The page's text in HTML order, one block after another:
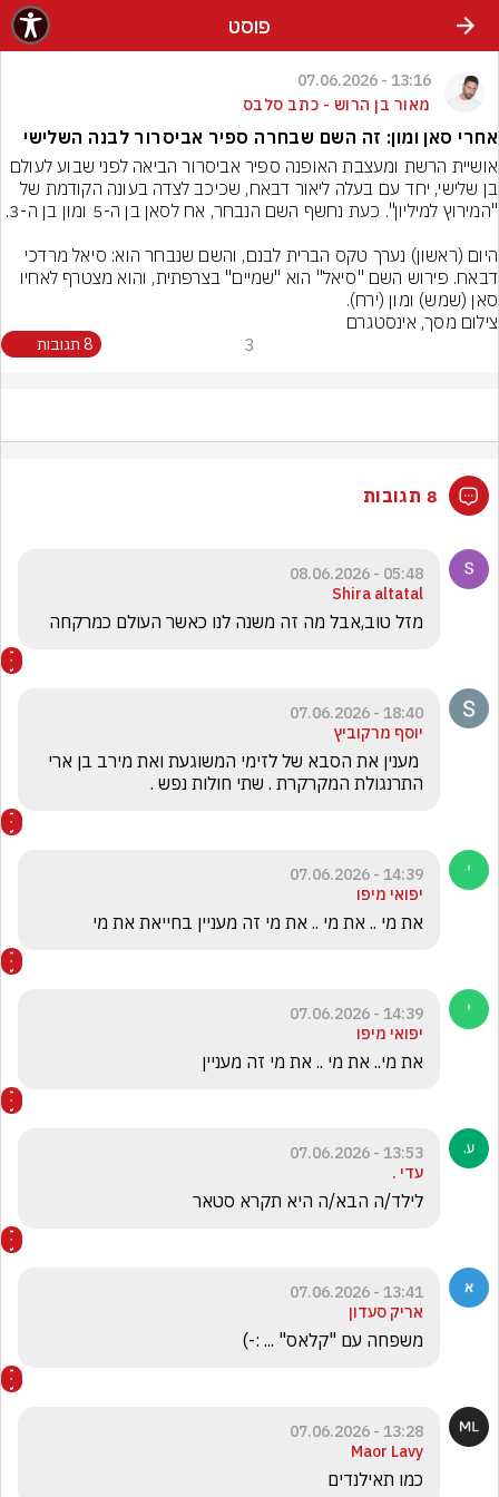
פוסט
13:16 - 07.06.2026
מאור בן הרוש - כתב סלבס
אחרי סאן ומון: זה השם שבחרה ספיר אביסרור לבנה השלישי
סאן (שמש) ומון (ירח).
צילום מסך, אינסטגרם
3 8 תגובות
8 תגובות
05:48 - 08.06.2026
Shira altatal
מזל טוב,אבל מה זה משנה לנו כאשר העולם כמרקחה
18:40 - 07.06.2026
יוסף מרקוביץ
התרנגולת המקרקרת . שתי חולות נפש .
14:39 - 07.06.2026
יפואי מיפו
את מי .. את מי .. את מי זה מעניין בחייאת את מי
14:39 - 07.06.2026
יפואי מיפו
את מי.. את מי .. את מי זה מעניין
13:53 - 07.06.2026
עדי .
לילד/ה הבא/ה היא תקרא סטאר
13:41 - 07.06.2026
אריק סעדון
משפחה עם "קלאס" ... :-)
13:28 - 07.06.2026
Maor Lavy
כמו תאילנדים